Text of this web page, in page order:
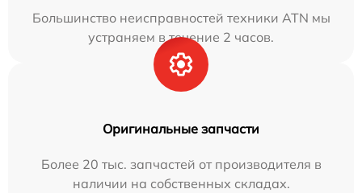
Большинство неисправностей техники ATN мы
устраняем в течение 2 часов.
Оригинальные запчасти
Более 20 тыс. запчастей от производителя в
наличии на собственных складах.